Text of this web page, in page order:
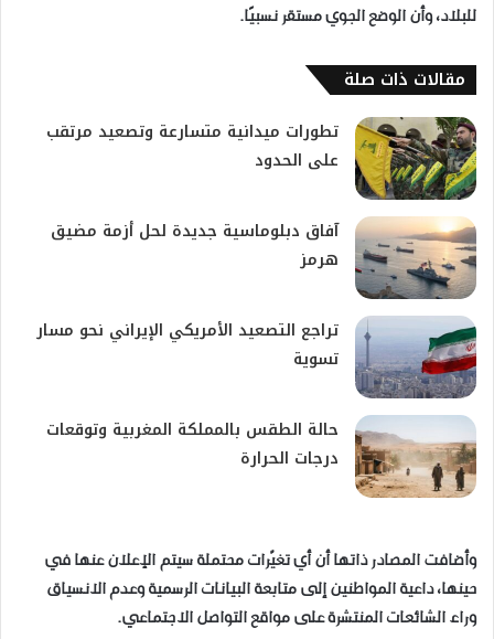
للبلاد، وأن الوضع الجوي مستقر نسبيًا.
مقالات ذات صلة
تطورات ميدانية متسارعة وتصعيد مرتقب
على الحدود
آفاق دبلوماسية جديدة لحل أزمة مضيق
هرمز
تراجع التصعيد الأمريكي الإيراني نحو مسار
تسوية
حالة الطقس بالمملكة المغربية وتوقعات
درجات الحرارة
وأضافت المصادر ذاتها أن أي تغيّرات محتملة سيتم الإعلان عنها في
حينها، داعية المواطنين إلى متابعة البيانات الرسمية وعدم الانسياق
وراء الشائعات المنتشرة على مواقع التواصل الاجتماعي.